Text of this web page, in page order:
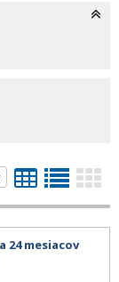
24 mesiacov